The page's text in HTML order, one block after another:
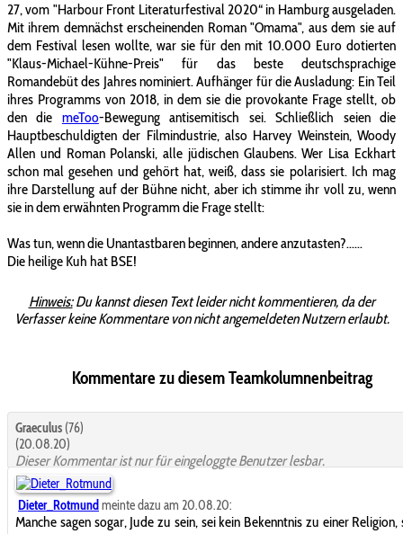
27, vom "Harbour Front Literaturfestival 2020“ in Hamburg ausgeladen.
Mit ihrem demnächst erscheinenden Roman "Omama", aus dem sie auf
dem Festival lesen wollte, war sie für den mit 10.000 Euro dotierten
"Klaus-Michael-Kühne-Preis" für das beste deutschsprachige
Romandebüt des Jahres nominiert. Aufhänger für die Ausladung: Ein Teil
ihres Programms von 2018, in dem sie die provokante Frage stellt, ob
den die meToo-Bewegung antisemitisch sei. Schließlich seien die
Hauptbeschuldigten der Filmindustrie, also Harvey Weinstein, Woody
Allen und Roman Polanski, alle jüdischen Glaubens. Wer Lisa Eckhart
schon mal gesehen und gehört hat, weiß, dass sie polarisiert. Ich mag
ihre Darstellung auf der Bühne nicht, aber ich stimme ihr voll zu, wenn
sie in dem erwähnten Programm die Frage stellt:
Was tun, wenn die Unantastbaren beginnen, andere anzutasten?......
Die heilige Kuh hat BSE!
Hinweis:Du kannst diesen Text leider nicht kommentieren, da der
Verfasser keine Kommentare von nicht angemeldeten Nutzern erlaubt.
Kommentare zu diesem Teamkolumnenbeitrag
Graeculus (76)
(20.08.20)
Dieser Kommentar ist nur für eingeloggte Benutzer lesbar.
Dieter_Rotmund meinte dazu am 20.08.20:
Manche sagen sogar, Jude zu sein, sei kein Bekenntnis zu einer Religion,